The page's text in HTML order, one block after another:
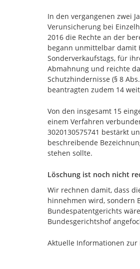
In den vergangenen zwei
Verunsicherung bei
2016 die Rechte an der
begann unmittelbar damit
Sonderverkaufstags, für
Abmahnung und reichte
Schutzhindernisse (§ 8
beantragten zudem 14
Von den insgesamt 15
einem Verfahren
3020130575741 bestärkt
beschreibende
stehen sollte.
Löschung ist noch nicht
Wir rechnen damit, dass
hinnehmen wird, sondern
Bundespatentgerichts
Bundesgerichtshof
Aktuelle Informationen zur